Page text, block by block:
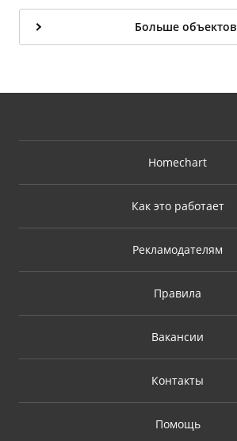
Больше объектов
Homechart
Как это работает
Рекламодателям
Правила
Вакансии
Контакты
Помощь